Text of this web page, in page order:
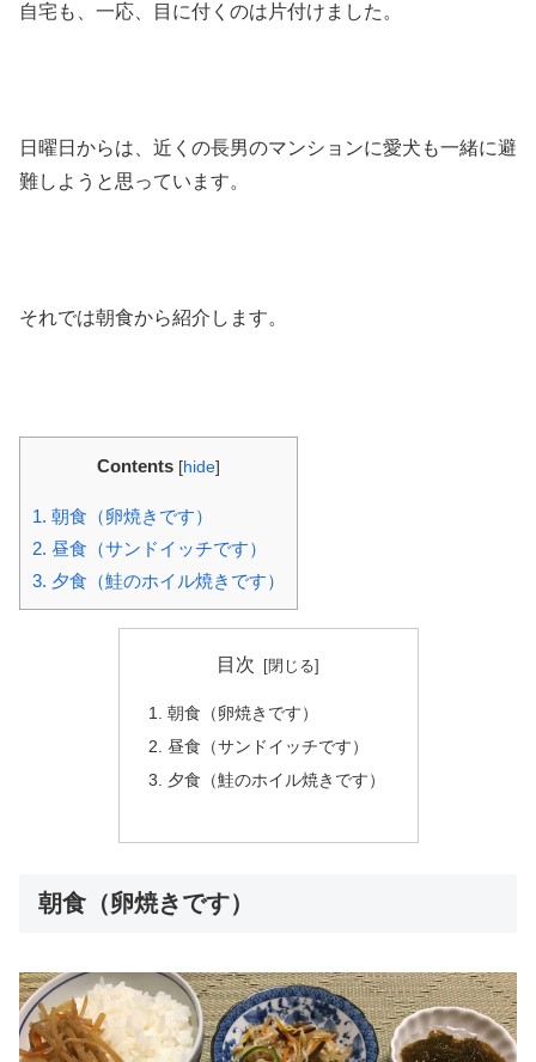
自宅も、一応、目に付くのは片付けました。
日曜日からは、近くの長男のマンションに愛犬も一緒に避
難しようと思っています。
それでは朝食から紹介します。
Contents [hide]
1. 朝食（卵焼きです）
2. 昼食（サンドイッチです）
3. 夕食（鮭のホイル焼きです）
目次
朝食（卵焼きです）
昼食（サンドイッチです）
夕食（鮭のホイル焼きです）
朝食（卵焼きです）